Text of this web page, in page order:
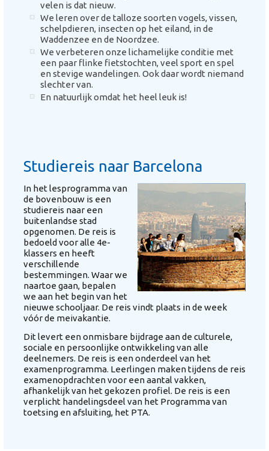
velen is dat nieuw.
We leren over de talloze soorten vogels, vissen,
schelpdieren, insecten op het eiland, in de
Waddenzee en de Noordzee.
We verbeteren onze lichamelijke conditie met
een paar flinke fietstochten, veel sport en spel
en stevige wandelingen. Ook daar wordt niemand
slechter van.
En natuurlijk omdat het heel leuk is!
Studiereis naar Barcelona
In het lesprogramma van
de bovenbouw is een
studiereis naar een
buitenlandse stad
opgenomen. De reis is
bedoeld voor alle 4e-
klassers en heeft
verschillende
bestemmingen. Waar we
naartoe gaan, bepalen
we aan het begin van het
nieuwe schooljaar. De reis vindt plaats in de week
vóór de meivakantie.
Dit levert een onmisbare bijdrage aan de culturele,
sociale en persoonlijke ontwikkeling van alle
deelnemers. De reis is een onderdeel van het
examenprogramma. Leerlingen maken tijdens de reis
examenopdrachten voor een aantal vakken,
afhankelijk van het gekozen profiel. De reis is een
verplicht handelingsdeel van het Programma van
toetsing en afsluiting, het PTA.